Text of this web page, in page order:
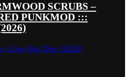
SCRUBS –
PUNKMOD :::